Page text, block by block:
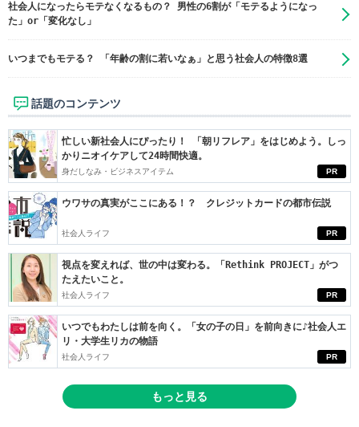
社会人になったらモテなくなるもの？ 男性の6割が「モテるようになっ
た」or「変化なし」
いつまでもモテる？ 「年齢の割に若いなぁ」と思う社会人の特徴8選
話題のコンテンツ
PR
忙しい新社会人にぴったり！ 「朝リフレア」をはじめよう。しっ
かりニオイケアして24時間快適。
身だしなみ・ビジネスアイテム
PR
ウワサの真実がここにある！？ クレジットカードの都市伝説
社会人ライフ
PR
視点を変えれば、世の中は変わる。「Rethink PROJECT」がつ
たえたいこと。
社会人ライフ
PR
いつでもわたしは前を向く。「女の子の日」を前向きに♪社会人エ
リ・大学生リカの物語
社会人ライフ
もっと見る